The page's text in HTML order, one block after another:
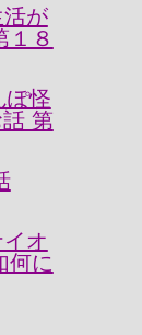
が
８
ぽ怪
第
オ
何に